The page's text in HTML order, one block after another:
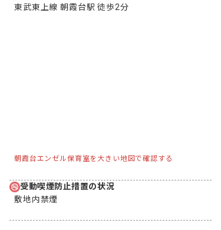
東武東上線 朝霞台駅 徒歩2分
朝霞台エンゼル保育室を大きい地図で確認する
受動喫煙防止措置の状況
敷地内禁煙